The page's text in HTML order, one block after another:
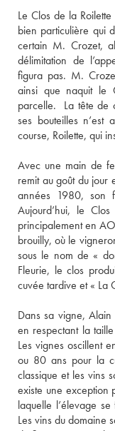
Le Clos de la
bien particulière qui
certain M. Crozet,
délimitation de
figura pas. M.
ainsi que naquit le
parcelle.  La tête de
ses bouteilles n’est
course, Roilette, qui
Avec une main de
remit au goût du jour
années 1980, son
Aujourd’hui, le
principalement en
brouilly, où le
sous le nom de «
Fleurie, le clos
cuvée tardive et « La
Dans sa vigne,
en respectant la
Les vignes oscillent
ou 80 ans pour la
classique et les vins
existe une exception
laquelle l’élevage
Les vins du domaine